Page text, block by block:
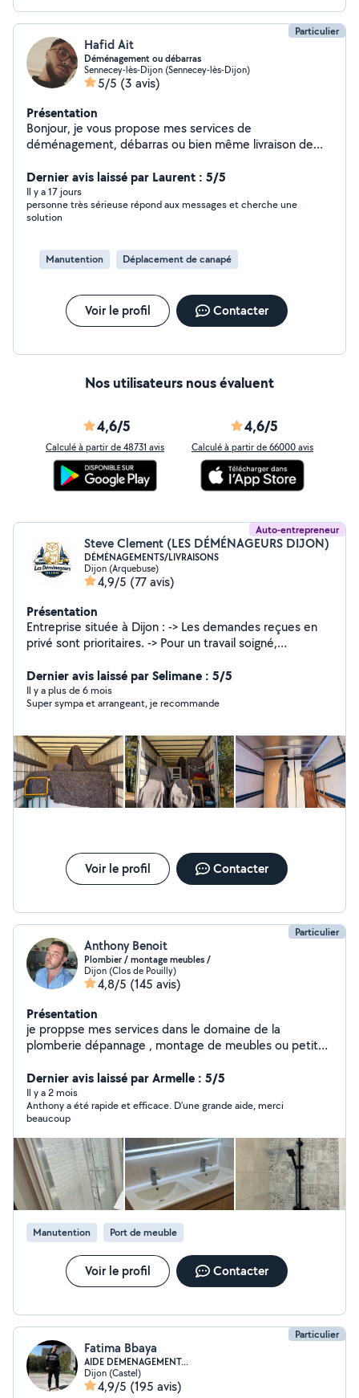
Particulier
Hafid Ait
Déménagement ou débarras
Sennecey-lès-Dijon (Sennecey-lès-Dijon)
5/5 (3 avis)
Présentation
Bonjour, je vous propose mes services de
déménagement, débarras ou bien même livraison de
déménagement je suis prêt à vous aider.
Dernier avis laissé par Laurent : 5/5
Il y a 17 jours
personne très sérieuse répond aux messages et cherche une
solution
Manutention Déplacement de canapé
Voir le profil Contacter
Nos utilisateurs nous évaluent
4,6/5
Calculé à partir de 48731 avis
4,6/5
Calculé à partir de 66000 avis
Auto-entrepreneur
Steve Clement (LES DÉMÉNAGEURS DIJON)
DÉMÉNAGEMENTS/LIVRAISONS
Dijon (Arquebuse)
4,9/5 (77 avis)
Présentation
Entreprise située à Dijon : -> Les demandes reçues en
privé sont prioritaires. -> Pour un travail soigné,
téléphone ou en demande privée Pour toute demande
en dehors de notre périmètre, merci de nous contacter
par téléphone.
Dernier avis laissé par Selimane : 5/5
Il y a plus de 6 mois
Super sympa et arrangeant, je recommande
Voir le profil Contacter
Particulier
Anthony Benoit
Plombier / montage meubles /
Dijon (Clos de Pouilly)
4,8/5 (145 avis)
Présentation
je proppse mes services dans le domaine de la
plomberie dépannage , montage de meubles ou petite
ancien plombier de metier je reste a votre service !
Dernier avis laissé par Armelle : 5/5
Il y a 2 mois
Anthony a été rapide et efficace. D’une grande aide, merci
beaucoup
Manutention Port de meuble
Voir le profil Contacter
Particulier
Fatima Bbaya
AIDE DEMENAGEMENT...
Dijon (Castel)
4,9/5 (195 avis)